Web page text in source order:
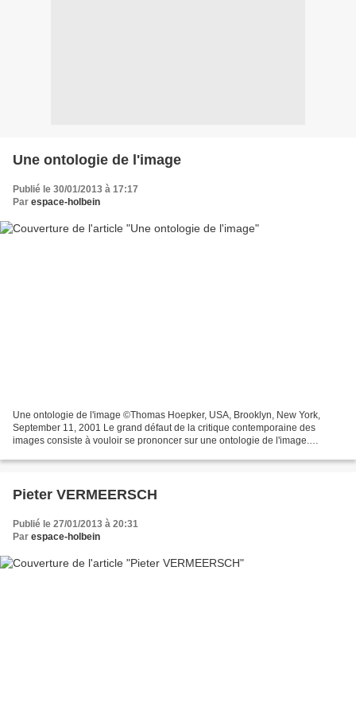
Une ontologie de l'image
Publié le 30/01/2013 à 17:17
Par espace-holbein
Une ontologie de l'image ©Thomas Hoepker, USA, Brooklyn, New York,
September 11, 2001 Le grand défaut de la critique contemporaine des
images consiste à vouloir se prononcer sur une ontologie de l'image.
Pieter VERMEERSCH
Publié le 27/01/2013 à 20:31
Par espace-holbein